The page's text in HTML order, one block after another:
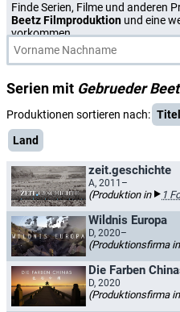
Finde Serien, Filme und anderen
Beetz Filmproduktion und eine
vorkommen.
Serien mit Gebrueder
Produktionen sortieren nach:
Land
zeit.geschichte
A, 2011–
(Produktion in 1
Wildnis Europa
D, 2020–
(Produktionsfirma in
Die Farben
D, 2020
(Produktionsfirma in